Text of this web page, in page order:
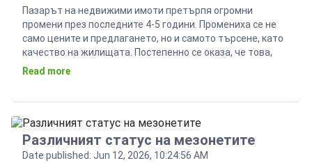
Пазарът на недвижими имоти претърпя огромни
промени през последните 4-5 години. Промениха се не
само цените и предлагането, но и самото търсене, като
качество на жилищата. Постепенно се оказа, че това,
което преди беше лукс, днес е просто едно очакване, а в
Read more
Различният статус на мезонетите
Date published: Jun 12, 2026, 10:24:56 AM